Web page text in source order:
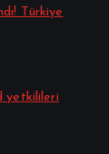
Türkiye
yetkilileri